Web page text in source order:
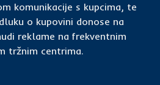
komunikacije s kupcima, te
o kupovini donose na
reklame na frekventnim
tržnim centrima.